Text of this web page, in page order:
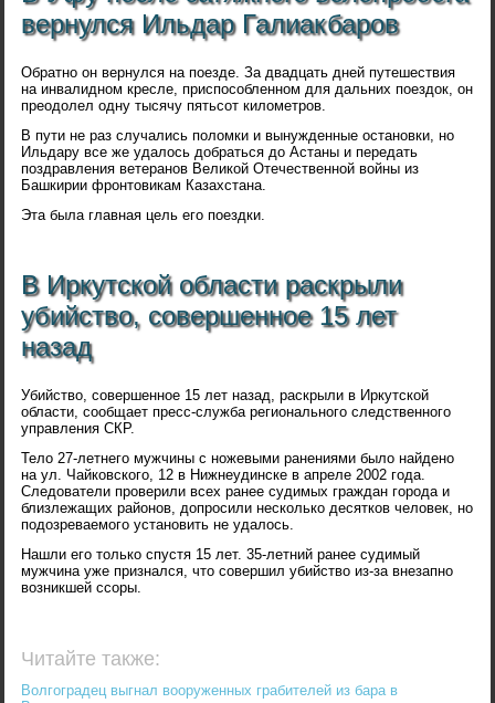
вернулся Ильдар Галиакбаров
Обратно он вернулся на поезде. За двадцать дней путешествия
на инвалидном кресле, приспособленном для дальних поездок, он
преодолел одну тысячу пятьсот километров.
В пути не раз случались поломки и вынужденные остановки, но
Ильдару все же удалось добраться до Астаны и передать
поздравления ветеранов Великой Отечественной войны из
Башкирии фронтовикам Казахстана.
Эта была главная цель его поездки.
В Иркутской области раскрыли
убийство, совершенное 15 лет
назад
Убийство, совершенное 15 лет назад, раскрыли в Иркутской
области, сообщает пресс-служба регионального следственного
управления СКР.
Тело 27-летнего мужчины с ножевыми ранениями было найдено
на ул. Чайковского, 12 в Нижнеудинске в апреле 2002 года.
Следователи проверили всех ранее судимых граждан города и
близлежащих районов, допросили несколько десятков человек, но
подозреваемого установить не удалось.
Нашли его только спустя 15 лет. 35-летний ранее судимый
мужчина уже признался, что совершил убийство из-за внезапно
возникшей ссоры.
Читайте также:
Волгоградец выгнал вооруженных грабителей из бара в